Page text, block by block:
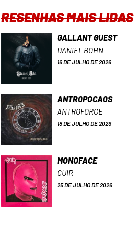
RESENHAS MAIS LIDAS
GALLANT GUEST
DANIEL BOHN
16 DE JULHO DE 2026
ANTROPOCAOS
ANTROFORCE
18 DE JULHO DE 2026
MONOFACE
CUIR
25 DE JULHO DE 2026